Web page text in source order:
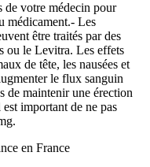
de votre médecin pour
médicament.- Les
être traités par des
ou le Levitra. Les effets
de tête, les nausées et
le flux sanguin
de maintenir une érection
important de ne pas
en France